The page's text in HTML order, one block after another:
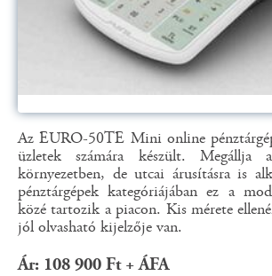
Ár: 108 900 Ft + ÁFA
Az EURO-50TE Mini online
üzletek számára készült. Megállja
környezetben, de utcai árusításra is
pénztárgépek kategóriájában ez a
közé tartozik a piacon. Kis mérete
jól olvasható kijelzője van.